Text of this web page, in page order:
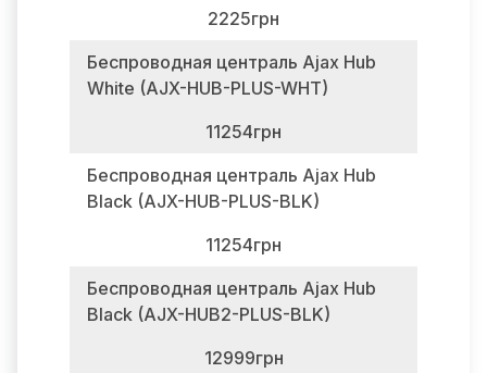
2225грн
Беспроводная централь Ajax Hub
White (AJX-HUB-PLUS-WHT)
11254грн
Беспроводная централь Ajax Hub
Black (AJX-HUB-PLUS-BLK)
11254грн
Беспроводная централь Ajax Hub
Black (AJX-HUB2-PLUS-BLK)
12999грн